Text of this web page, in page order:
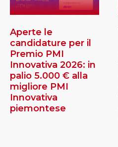
Aperte le
candidature per il
Premio PMI
Innovativa 2026: in
palio 5.000 € alla
migliore PMI
Innovativa
piemontese